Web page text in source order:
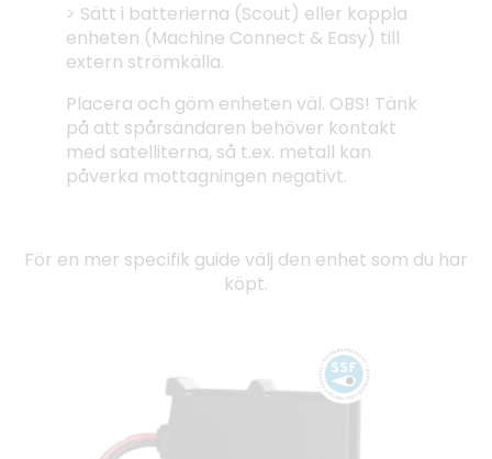
> Sätt i batterierna (Scout) eller koppla
enheten (Machine Connect & Easy) till
extern strömkälla.
Placera och göm enheten väl. OBS! Tänk
på att spårsändaren behöver kontakt
med satelliterna, så t.ex. metall kan
påverka mottagningen negativt.
För en mer specifik guide välj den enhet som du har
köpt.